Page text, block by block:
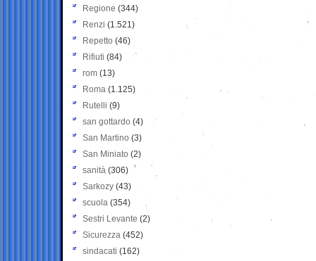
Regione (344)
Renzi (1.521)
Repetto (46)
Rifiuti (84)
rom (13)
Roma (1.125)
Rutelli (9)
san gottardo (4)
San Martino (3)
San Miniato (2)
sanità (306)
Sarkozy (43)
scuola (354)
Sestri Levante (2)
Sicurezza (452)
sindacati (162)